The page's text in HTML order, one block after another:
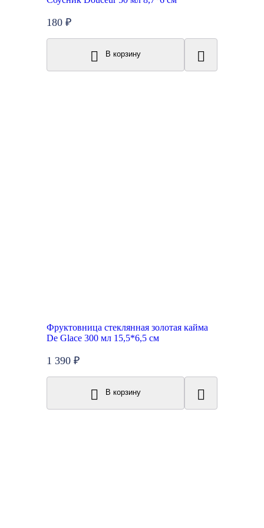
180 ₽
В корзину
Фруктовница стеклянная золотая кайма
De Glace 300 мл 15,5*6,5 см
1 390 ₽
В корзину